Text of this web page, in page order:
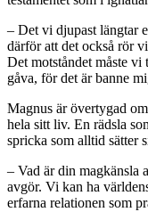
– Det vi djupast längtar
därför att det också rör
Det motståndet måste vi
gåva, för det är banne
Magnus är övertygad
hela sitt liv. En rädsla
spricka som alltid sätter
– Vad är din magkänsla
avgör. Vi kan ha
erfarna relationen som